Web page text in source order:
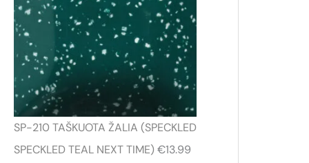
SP-210 TAŠKUOTA ŽALIA (SPECKLED
SPECKLED TEAL NEXT TIME) €13.99